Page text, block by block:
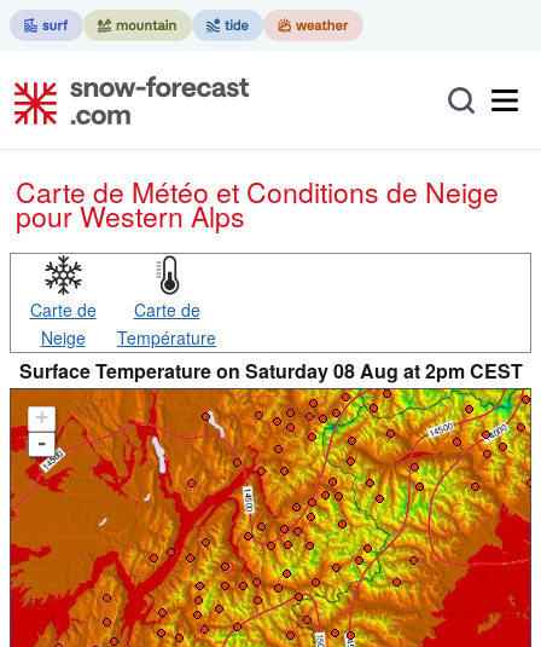
Carte de Météo et Conditions de Neige
pour Western Alps
Carte de
Neige
Carte de
Température
Surface Temperature on Saturday 08 Aug at 2pm CEST
+
-